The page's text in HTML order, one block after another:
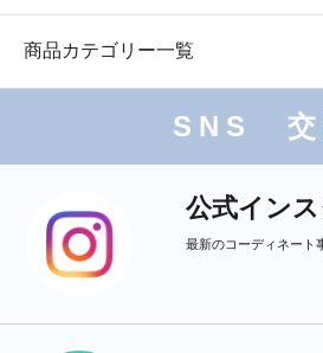
商品カテゴリー一覧
SNS 交
公式イン
最新のコーディネート